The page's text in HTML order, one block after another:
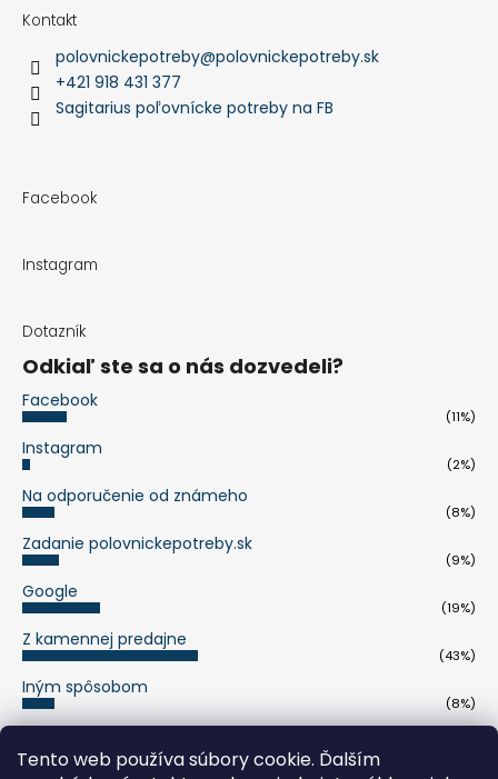
Tento web používa súbory cookie. Ďalším
Kontakt
polovnickepotreby@polovnickepotreby.sk
+421 918 431 377
Sagitarius poľovnícke potreby na FB
Facebook
Instagram
Dotazník
Odkiaľ ste sa o nás dozvedeli?
Facebook
(11%)
Instagram
(2%)
Na odporučenie od známeho
(8%)
Zadanie polovnickepotreby.sk
(9%)
Google
(19%)
Z kamennej predajne
(43%)
Iným spôsobom
(8%)
Počet hlasov:263